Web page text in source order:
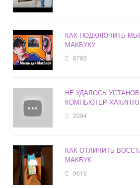
КАК ПОДКЛЮЧИТЬ
МАКБУКУ
8785
НЕ УДАЛОСЬ
КОМПЬЮТЕР
2094
КАК ОТЛИЧИТЬ
МАКБУК
9616